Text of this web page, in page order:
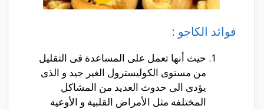
فوائد الكاجو :
حيث أنها تعمل على المساعدة فى التقليل
من مستوى الكوليسترول الغير جيد و الذى
يؤدى الى حدوث العديد من المشاكل
المختلفة مثل الأمراض القلبية و الأوعية